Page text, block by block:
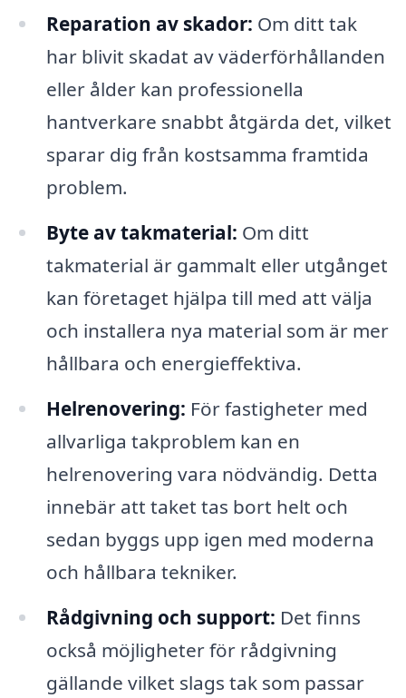
Reparation av skador: Om ditt tak
har blivit skadat av väderförhållanden
eller ålder kan professionella
hantverkare snabbt åtgärda det, vilket
sparar dig från kostsamma framtida
problem.
Byte av takmaterial: Om ditt
takmaterial är gammalt eller utgånget
kan företaget hjälpa till med att välja
och installera nya material som är mer
hållbara och energieffektiva.
Helrenovering: För fastigheter med
allvarliga takproblem kan en
helrenovering vara nödvändig. Detta
innebär att taket tas bort helt och
sedan byggs upp igen med moderna
och hållbara tekniker.
Rådgivning och support: Det finns
också möjligheter för rådgivning
gällande vilket slags tak som passar